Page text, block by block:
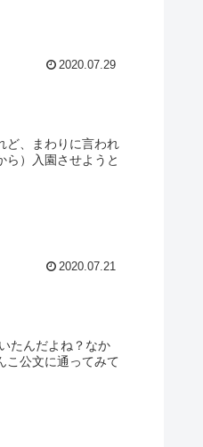
2020.07.29
ど、まわりに言われ
ら）入園させようと
2020.07.21
たんだよね？なか
こ公文に通ってみて